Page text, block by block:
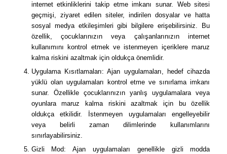
internet etkinliklerini takip etme imkanı sunar. Web sitesi
geçmişi, ziyaret edilen siteler, indirilen dosyalar ve hatta
sosyal medya etkileşimleri gibi bilgilere erişebilirsiniz. Bu
özellik, çocuklarınızın veya çalışanlarınızın internet
kullanımını kontrol etmek ve istenmeyen içeriklere maruz
kalma riskini azaltmak için oldukça önemlidir.
Uygulama Kısıtlamaları: Ajan uygulamaları, hedef cihazda
yüklü olan uygulamaları kontrol etme ve sınırlama imkanı
sunar. Özellikle çocuklarınızın yanlış uygulamalara veya
oyunlara maruz kalma riskini azaltmak için bu özellik
oldukça etkilidir. İstenmeyen uygulamaları engelleyebilir
veya belirli zaman dilimlerinde kullanımlarını
sınırlayabilirsiniz.
Gizli Mod: Ajan uygulamaları genellikle gizli modda